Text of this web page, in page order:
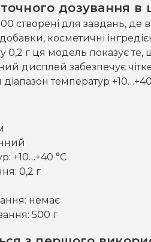
дозування в
створені для завдань,
добавки, косметичні
0,2 г ця модель показує
дисплей забезпечує
температур
+10…+40 °C
0,2 г
немає
500 г